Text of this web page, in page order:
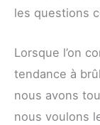
les questions
Lorsque l’on
tendance à
nous avons
nous voulons